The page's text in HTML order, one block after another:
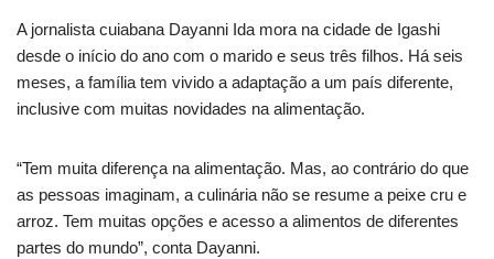
A jornalista cuiabana Dayanni Ida mora na cidade de Igashi
desde o início do ano com o marido e seus três filhos. Há seis
meses, a família tem vivido a adaptação a um país diferente,
inclusive com muitas novidades na alimentação.
“Tem muita diferença na alimentação. Mas, ao contrário do que
as pessoas imaginam, a culinária não se resume a peixe cru e
arroz. Tem muitas opções e acesso a alimentos de diferentes
partes do mundo”, conta Dayanni.